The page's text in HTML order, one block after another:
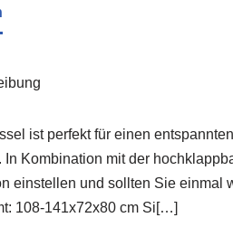
ist perfekt für einen
In Kombination mit der
einstellen und sollten Sie einmal
108-141x72x80 cm Si[…]